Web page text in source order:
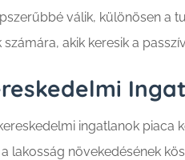
válik, különösen a
akik keresik a
ingatlanok piaca
lakosság növekedésének